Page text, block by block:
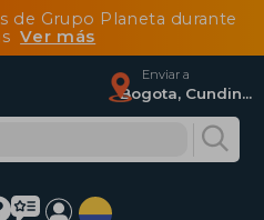
de Grupo Planeta durante
Ver más
Enviar a
Bogota, Cundinamarca